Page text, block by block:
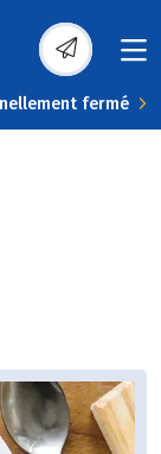
fermé